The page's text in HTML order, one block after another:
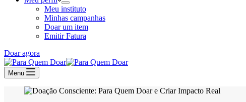
Meu instituto
Minhas campanhas
Doar um item
Emitir Fatura
Doar agora
Menu